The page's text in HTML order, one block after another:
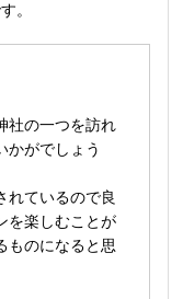
。
社の一つを訪れ
かがでしょう
れているので良
を楽しむことが
ものになると思